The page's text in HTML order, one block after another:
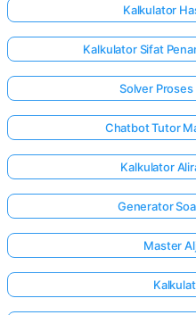
Kalkulator
Kalkulator Sifat
Solver
Chatbot Tutor
Kalkulator
Generator
Master